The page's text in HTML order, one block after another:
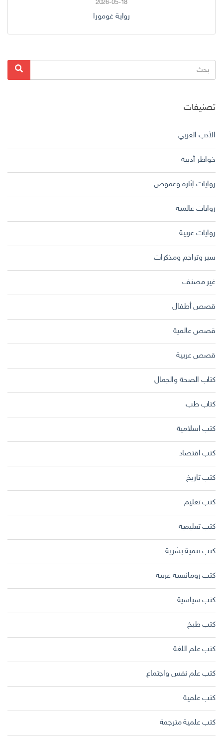
2026-05-18
رواية غومورا
البحث
عن:
بحث
تصنيفات
الأدب العربي
خواطر أدبية
روايات إثارة وغموض
روايات عالمية
روايات عربية
سير وتراجم ومذكرات
غير مصنف
قصص أطفال
قصص عالمية
قصص عربية
كتاب الصحة والجمال
كتاب طب
كتب اسلامية
كتب اقتصاد
كتب تاريخ
كتب تعليم
كتب تعليمية
كتب تنمية بشرية
كتب رومانسية عربية
كتب سياسية
كتب طبخ
كتب علم اللغة
كتب علم نفس واجتماع
كتب علمية
كتب علمية مترجمة